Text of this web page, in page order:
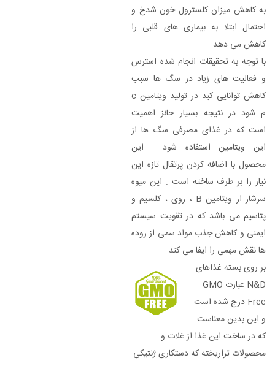
به کاهش میزان کلسترول خون شدخ و
احتمال ابتلا به بیماری های قلبی را
کاهش می دهد .
با توجه به تحقیقات انجام شده استرس
و فعالیت های زیاد در سگ ها سبب
کاهش توانایی کبد در تولید ویتامین c
م شود در نتیجه بسیار حائز اهمیت
است که در غذای مصرفی سگ ها از
این ویتامین استفاده شود . این
محصول با اضافه کردن پرتقال تازه این
نیاز را بر طرف ساخته است . این میوه
سرشار از ویتامین B ، روی ، کلسیم و
پتاسیم می باشد که در تقویت سیستم
ایمنی و کاهش جذب مواد سمی از روده
ها نقش مهمی را ایفا می کند .
بر روی بسته غذاهای
N&D عبارت GMO
Free درج شده است
و این بدین معناست
که در ساخت این غذا از غلات و
محصولات تراریخته که دستکاری ژنتیکی